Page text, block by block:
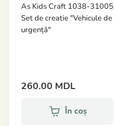
As Kids Craft 1038-31005
Set de creatie "Vehicule de
urgență"
260.00 MDL
În coș